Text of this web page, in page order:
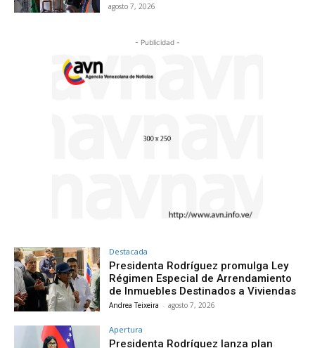
agosto 7, 2026
- Publicidad -
Destacada
Presidenta Rodríguez promulga Ley
Régimen Especial de Arrendamiento
de Inmuebles Destinados a Viviendas
Andrea Teixeira - agosto 7, 2026
Apertura
Presidenta Rodríguez lanza plan